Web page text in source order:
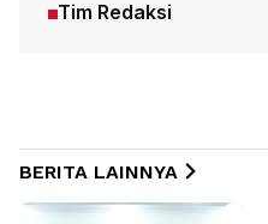
Tim Redaksi
BERITA LAINNYA